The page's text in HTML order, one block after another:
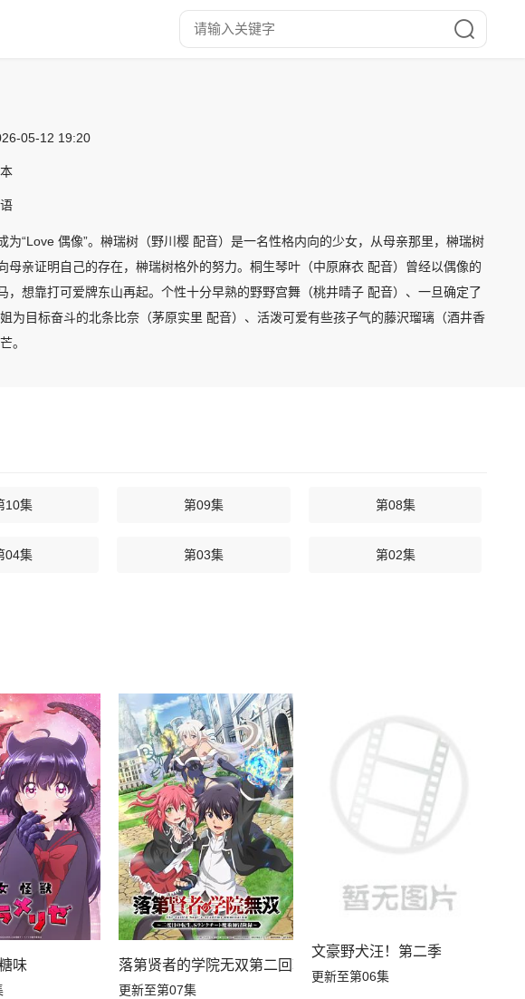
05-12 19:20
“Love 偶像”。榊瑞树（野川樱 配音）是一名性格内向的少女，从母亲那里，榊瑞树
亲证明自己的存在，榊瑞树格外的努力。桐生琴叶（中原麻衣 配音）曾经以偶像的
想靠打可爱牌东山再起。个性十分早熟的野野宫舞（桃井晴子 配音）、一旦确定了
为目标奋斗的北条比奈（茅原实里 配音）、活泼可爱有些孩子气的藤沢瑠璃（酒井香
。
10集 第09集 第08集
04集 第03集 第02集
味 落第贤者的学院无双第二回转生，S等级作弊魔术师冒险记
更新至第07集
文豪野犬汪！第二季
更新至第06集